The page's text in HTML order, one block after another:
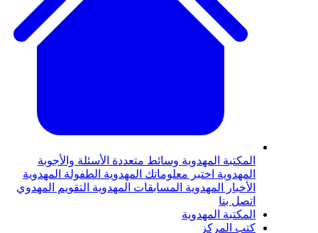
المهدويةوسائط متعددةالأسئلة والأجوبة
اختبر معلوماتك المهدويةالطفولة المهدوية
المهدويةالمسابقات المهدويةالتقويم المهدوي
المهدوية